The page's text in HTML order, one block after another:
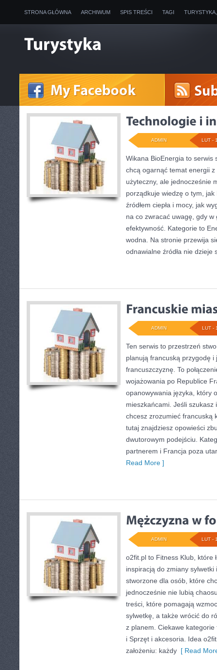
STRONA GŁÓWNA ARCHIWUM SPIS TREŚCI TAGI
LUT -
ADMIN
Wikana BioEnergia to serwis
chcą ogarnąć temat energii
użyteczny, ale jednocześnie
porządkuje wiedzę o tym,
źródłem ciepła i mocy, jak
na co zwracać uwagę, gdy w
efektywność. Kategorie to
wodna. Na stronie przewija
odnawialne źródła nie dzieje
LUT -
ADMIN
Ten serwis to przestrzeń
planują francuską przygodę
francuszczyznę. To
wojażowania po Republice
opanowywania języka, który
mieszkańcami. Jeśli
chcesz zrozumieć francuską
tutaj znajdziesz opowieści
dwutorowym podejściu.
partnerem i Francja poza
Read More ]
LUT -
ADMIN
o2fit.pl to Fitness Klub, które
inspiracją do zmiany sylwetki
stworzone dla osób, które
jednocześnie nie lubią
treści, które pomagają
sylwetkę, a także wrócić do
z planem. Ciekawe kategorie
i Sprzęt i akcesoria. Idea
założeniu: każdy [ Read